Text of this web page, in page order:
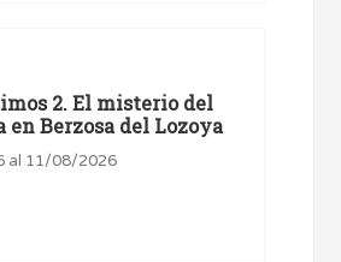
2. El misterio del
en Berzosa del Lozoya
al 11/08/2026